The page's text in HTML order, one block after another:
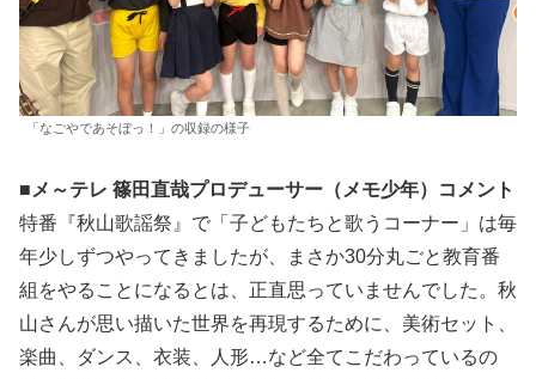
「なごやであそぼっ！」の収録の様子
■メ～テレ 篠田直哉プロデューサー（メモ少年）コメント
特番『秋山歌謡祭』で「子どもたちと歌うコーナー」は毎
年少しずつやってきましたが、まさか30分丸ごと教育番
組をやることになるとは、正直思っていませんでした。秋
山さんが思い描いた世界を再現するために、美術セット、
楽曲、ダンス、衣装、人形…など全てこだわっているの